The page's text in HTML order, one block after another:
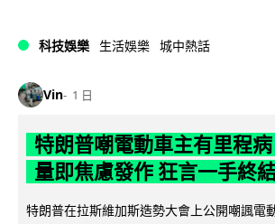
科技娛樂 生活娛樂 城中熱話
Vin 1 日
特朗普嘲電動車主有里程
量即焦慮發作 狂言一手終
特朗普在拉斯維加斯造勢大會上公開嘲諷電